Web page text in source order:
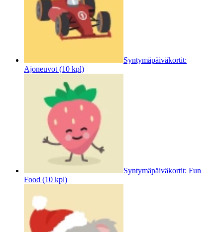
Syntymäpäiväkortit:
Ajoneuvot (10 kpl)
Syntymäpäiväkortit: Fun
Food (10 kpl)